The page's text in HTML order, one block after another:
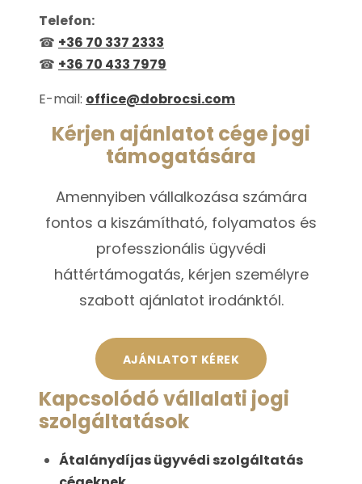
Telefon:
☎ +36 70 337 2333
☎ +36 70 433 7979
E-mail: office@dobrocsi.com
Kérjen ajánlatot cége jogi
támogatására
Amennyiben vállalkozása számára
fontos a kiszámítható, folyamatos és
professzionális ügyvédi
háttértámogatás, kérjen személyre
szabott ajánlatot irodánktól.
AJÁNLATOT KÉREK
Kapcsolódó vállalati jogi
szolgáltatások
Átalánydíjas ügyvédi szolgáltatás